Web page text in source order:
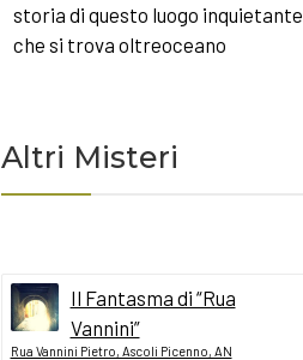
storia di questo luogo inquietante
che si trova oltreoceano
Altri Misteri
Il Fantasma di “Rua
Vannini”
Rua Vannini Pietro, Ascoli Picenno, AN